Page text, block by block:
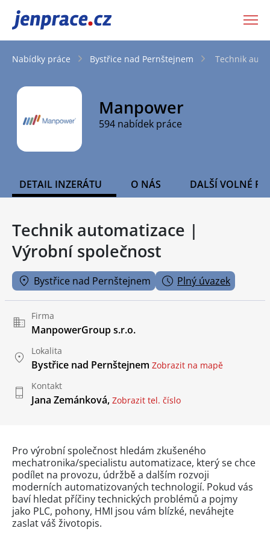
JenPráce.cz
Nabídky práce Bystřice nad Pernštejnem Technik
Manpower
594 nabídek práce
DETAIL INZERÁTU O NÁS DALŠÍ VOLNÉ
Technik automatizace |
Výrobní společnost
Bystřice nad Pernštejnem Plný úvazek
Firma
ManpowerGroup s.r.o.
Lokalita
Bystřice nad Pernštejnem Zobrazit na mapě
Kontakt
Jana Zemánková, Zobrazit tel. číslo
Pro výrobní společnost hledám zkušeného
mechatronika/specialistu automatizace, který se chce
podílet na provozu, údržbě a dalším rozvoji
moderních automatizovaných technologií. Pokud vás
baví hledat příčiny technických problémů a pojmy
jako PLC, pohony, HMI jsou vám blízké, neváhejte
zaslat váš životopis.